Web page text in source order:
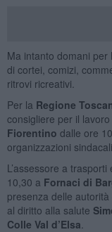
Ma intanto domani per
di cortei, comizi,
ritrovi ricreativi.
Per la Regione
consigliere per il lavoro
Fiorentino dalle ore
organizzazioni
L’assessore a
10,30 a Fornaci di
presenza delle
al diritto alla salute
Colle Val d’Elsa